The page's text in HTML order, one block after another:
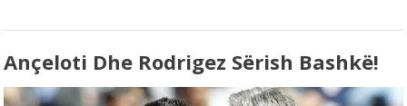
Ançeloti Dhe Rodrigez Sërish Bashkë!